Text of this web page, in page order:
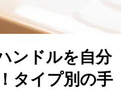
ンドルを自分
タイプ別の手